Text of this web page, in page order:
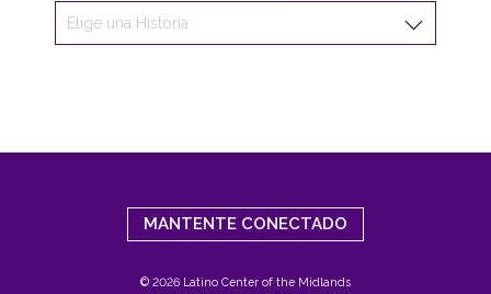
MANTENTE CONECTADO
© 2026 Latino Center of the Midlands